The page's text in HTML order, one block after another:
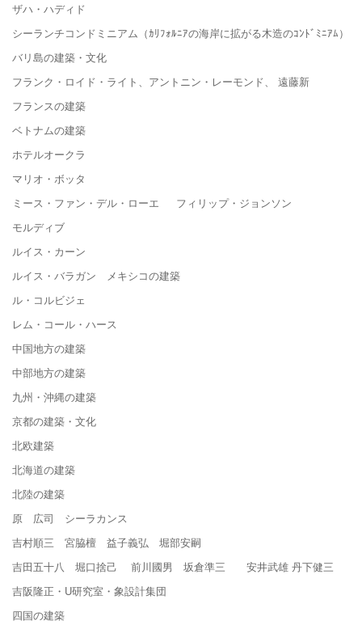
ザハ・ハディド
シーランチコンドミニアム（ｶﾘﾌｫﾙﾆｱの海岸に拡がる木造のｺﾝﾄﾞﾐﾆｱﾑ）
バリ島の建築・文化
フランク・ロイド・ライト、アントニン・レーモンド、 遠藤新
フランスの建築
ベトナムの建築
ホテルオークラ
マリオ・ボッタ
ミース・ファン・デル・ローエ フィリップ・ジョンソン
モルディブ
ルイス・カーン
ルイス・バラガン メキシコの建築
ル・コルビジェ
レム・コール・ハース
中国地方の建築
中部地方の建築
九州・沖縄の建築
京都の建築・文化
北欧建築
北海道の建築
北陸の建築
原 広司 シーラカンス
吉村順三 宮脇檀 益子義弘 堀部安嗣
吉田五十八 堀口捨己 前川國男 坂倉準三 安井武雄 丹下健三
吉阪隆正・U研究室・象設計集団
四国の建築